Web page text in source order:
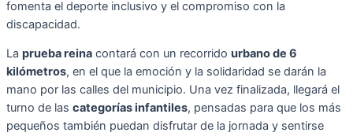
fomenta el deporte inclusivo y el compromiso con la
discapacidad.
La prueba reina contará con un recorrido urbano de 6
kilómetros, en el que la emoción y la solidaridad se darán la
mano por las calles del municipio. Una vez finalizada, llegará el
turno de las categorías infantiles, pensadas para que los más
pequeños también puedan disfrutar de la jornada y sentirse